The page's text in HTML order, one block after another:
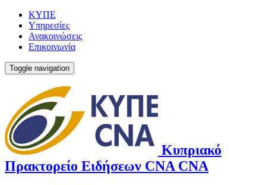
ΚΥΠΕ
Υπηρεσίες
Ανακοινώσεις
Επικοινωνία
Toggle navigation
Κυπριακό
Πρακτορείο Ειδήσεων CNA CNA